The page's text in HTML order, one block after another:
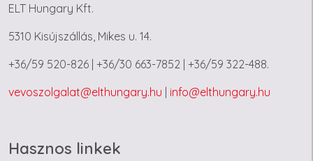
ELT Hungary Kft.
5310 Kisújszállás, Mikes u. 14.
+36/59 520-826 | +36/30 663-7852 | +36/59 322-488.
vevoszolgalat@elthungary.hu | info@elthungary.hu
Hasznos linkek